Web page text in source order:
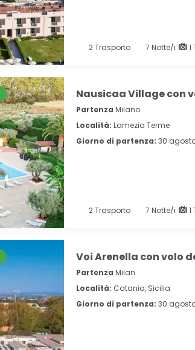
2Trasporto 7 Notte/i 1
Nausicaa Village con
Partenza Milano
Località: Lamezia Terme
Giorno di partenza: 30
2Trasporto 7 Notte/i 1
Voi Arenella con volo
Partenza Milan
Località: Catania, Sicilia
Giorno di partenza: 30